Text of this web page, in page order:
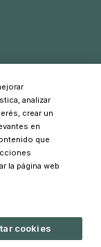
analizar
crear un
en
que
la página web
cookies